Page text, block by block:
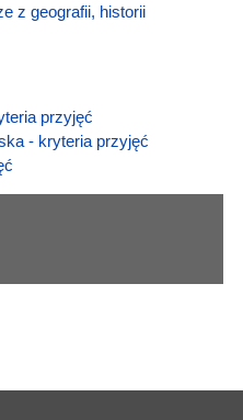
z geografii, historii
przyjęć
- kryteria przyjęć